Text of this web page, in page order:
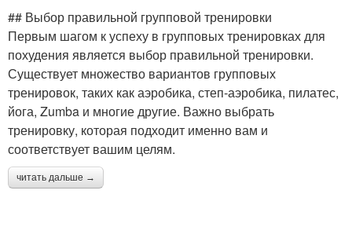
## Выбор правильной групповой тренировки
Первым шагом к успеху в групповых тренировках для
похудения является выбор правильной тренировки.
Существует множество вариантов групповых
тренировок, таких как аэробика, степ-аэробика, пилатес,
йога, Zumba и многие другие. Важно выбрать
тренировку, которая подходит именно вам и
соответствует вашим целям.
читать дальше →